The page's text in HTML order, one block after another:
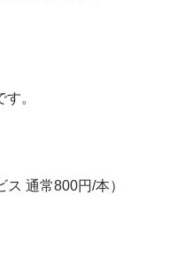
。
ス 通常800円/本）